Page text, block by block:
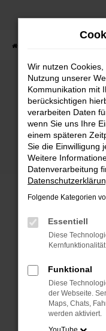
Zum
Fehler:
Beim Laden ist
Hier sind ein paar
Überprüfe
Laden andere
Suchmaschine?
Prüfe deine
Manche
können das
anderen
Fenster?
Starte dein
Das kann
Probleme zu
Wir nutzen
Nutzung unserer
Kommunikation mit
berücksichtigen
verarbeiten Daten
wenn Sie uns Ihre
einem späteren
Sie die Einwilligung
Weitere
Datenverarbeitung
Folgende Kategorien
Essentiell
Diese
Funktional
Diese
der Webseite.
Maps, Chats,
werden aktiviert.